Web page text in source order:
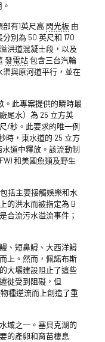
有1英尺高 閃光板由
別為 50 英尺和 170
洪道混凝土段，以及
發電站包含三台汽輪
與原河道平行，並在
。此專案提供的瞬時最
尾水）為 25 立方英
/秒。此要求的唯一例
時，東水道的 25 立方
道中釋放。該流動制
和美國魚類及野生
括主要接觸娛樂和水
的洪水而被指定為 B
合流污水溢流事件；
、短鼻鱘、大西洋鱘
上。然而，佩諾布斯
大壩建設阻止了這些
徙受到阻礙，但
種逆流而上創造了重
域之一。塞貝克湖的
的產卵和育苗棲息